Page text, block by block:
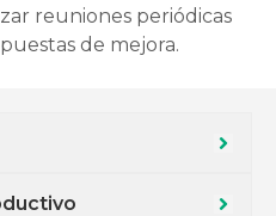
reuniones periódicas
de mejora.